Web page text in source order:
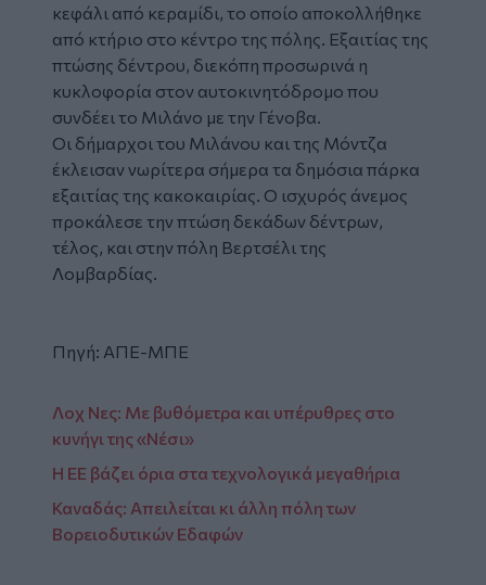
κεφάλι από κεραμίδι, το οποίο αποκολλήθηκε
από κτήριο στο κέντρο της πόλης. Εξαιτίας της
πτώσης δέντρου, διεκόπη προσωρινά η
κυκλοφορία στον αυτοκινητόδρομο που
συνδέει το Μιλάνο με την Γένοβα.
Οι δήμαρχοι του Μιλάνου και της Μόντζα
έκλεισαν νωρίτερα σήμερα τα δημόσια πάρκα
εξαιτίας της κακοκαιρίας. Ο ισχυρός άνεμος
προκάλεσε την πτώση δεκάδων δέντρων,
τέλος, και στην πόλη Βερτσέλι της
Λομβαρδίας.
Πηγή: ΑΠΕ-ΜΠΕ
Λοχ Νες: Με βυθόμετρα και υπέρυθρες στο
κυνήγι της «Νέσι»
Η ΕΕ βάζει όρια στα τεχνολογικά μεγαθήρια
Καναδάς: Απειλείται κι άλλη πόλη των
Βορειοδυτικών Εδαφών